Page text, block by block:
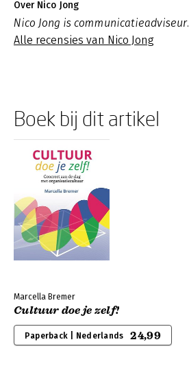
Over Nico Jong
Nico Jong is communicatieadviseur.
Alle recensies van Nico Jong
Boek bij dit artikel
Marcella Bremer
Cultuur doe je zelf!
Paperback | Nederlands 24,99